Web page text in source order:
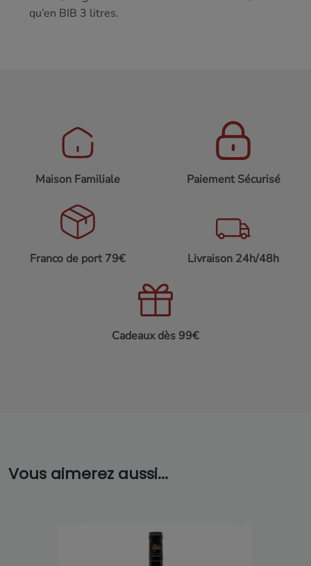
qu’en BIB 3 litres.
Maison Familiale Paiement Sécurisé
Franco de port 79€ Livraison 24h/48h
Cadeaux dès 99€
Vous aimerez aussi...